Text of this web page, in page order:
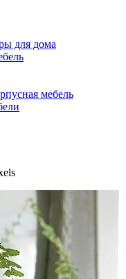
для дома
мебель